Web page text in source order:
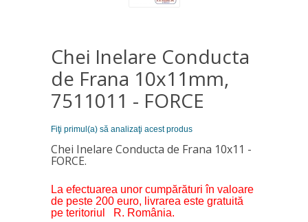
Chei Inelare Conducta
de Frana 10х11mm,
7511011 - FORCE
Fiţi primul(a) să analizaţi acest produs
Chei Inelare Conducta de Frana 10х11 -
FORCE.
La efectuarea unor cumpărături în valoare
de peste 200 euro, livrarea este gratuită
pe teritoriul R. România.